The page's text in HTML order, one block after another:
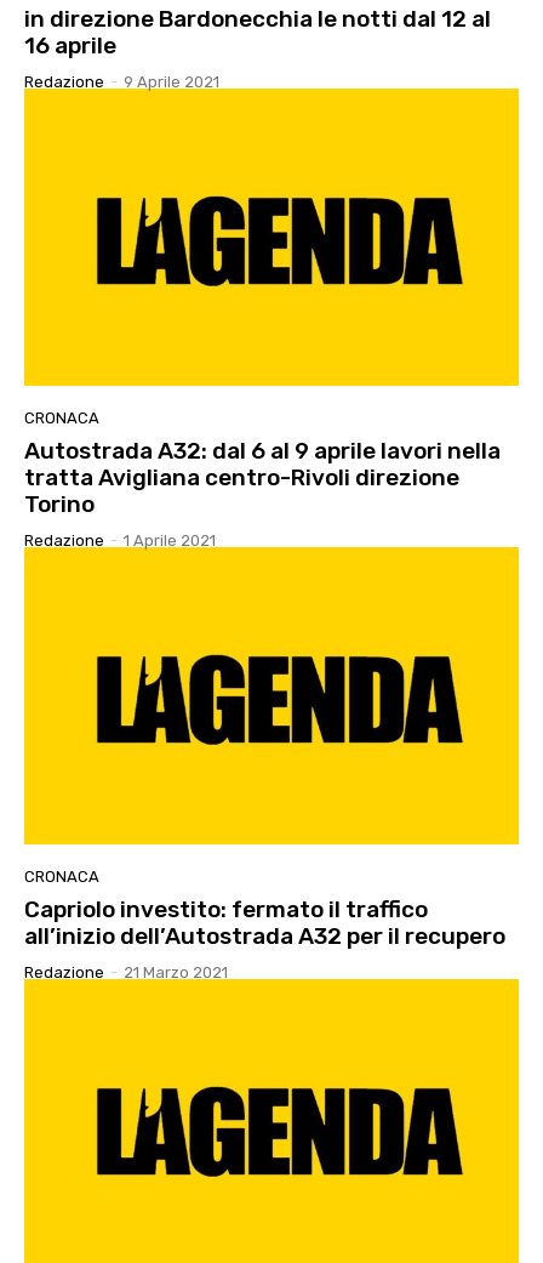
in direzione Bardonecchia le notti dal 12 al
16 aprile
Redazione - 9 Aprile 2021
CRONACA
Autostrada A32: dal 6 al 9 aprile lavori nella
tratta Avigliana centro-Rivoli direzione
Torino
Redazione - 1 Aprile 2021
CRONACA
Capriolo investito: fermato il traffico
all’inizio dell’Autostrada A32 per il recupero
Redazione - 21 Marzo 2021